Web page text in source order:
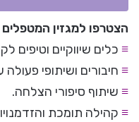
הצטרפו למגזין
≡ כלים שיווקיים וטיפים
≡ חיבורים ושיתופי
≡ שיתוף סיפורי הצלחה.
≡ קהילה תומכת